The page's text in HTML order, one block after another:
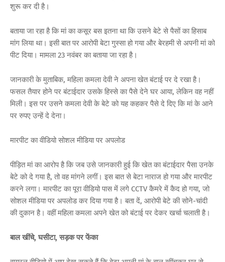
शुरू कर दी है।
बताया जा रहा है कि मां का कसूर बस इतना था कि उसने बेटे से पैसों का हिसाब
मांग लिया था। इसी बात पर आरोपी बेटा गुस्सा हो गया और बेरहमी से अपनी मां को
पीट दिया। मामला 23 नवंबर का बताया जा रहा है।
जानकारी के मुताबिक, महिला कमला देवी ने अपना खेत बंटाई पर दे रखा है।
फसल तैयार होने पर बंटाईदार उसके हिस्से का पैसे देने घर आया, लेकिन वह नहीं
मिली। इस पर उसने कमला देवी के बेटे को यह कहकर पैसे दे दिए कि मां के आने
पर रुपए उन्हें दे देना।
मारपीट का वीडियो सोशल मीडिया पर अपलोड
पीड़ित मां का आरोप है कि जब उसे जानकारी हुई कि खेत का बंटाईदार पैसा उनके
बेटे को दे गया है, तो वह मांगने लगीं। इस बात से बेटा नाराज हो गया और मारपीट
करने लगा। मारपीट का पूरा वीडियो पास में लगे CCTV कैमरे में कैद हो गया, जो
सोशल मीडिया पर अपलोड कर दिया गया है। बता दें, आरोपी बेटे की सोने-चांदी
की दुकान है। वहीं महिला कमला अपने खेत को बंटाई पर देकर खर्चा चलाती है।
बाल खींचे, घसीटा, सड़क पर फेंका